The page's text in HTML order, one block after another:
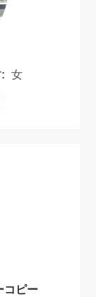
女
コピー